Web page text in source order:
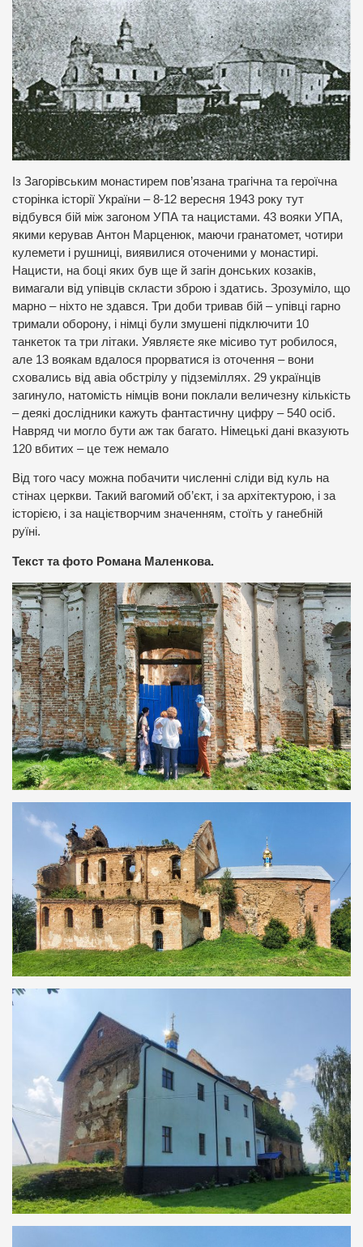
Із Загорівським монастирем пов’язана трагічна та героїчна
сторінка історії України – 8-12 вересня 1943 року тут
відбувся бій між загоном УПА та нацистами. 43 вояки УПА,
якими керував Антон Марценюк, маючи гранатомет, чотири
кулемети і рушниці, виявилися оточеними у монастирі.
Нацисти, на боці яких був ще й загін донських козаків,
вимагали від упівців скласти зброю і здатись. Зрозуміло, що
марно – ніхто не здався. Три доби тривав бій – упівці гарно
тримали оборону, і німці були змушені підключити 10
танкеток та три літаки. Уявляєте яке місиво тут робилося,
але 13 воякам вдалося прорватися із оточення – вони
сховались від авіа обстрілу у підземіллях. 29 українців
загинуло, натомість німців вони поклали величезну кількість
– деякі дослідники кажуть фантастичну цифру – 540 осіб.
Навряд чи могло бути аж так багато. Німецькі дані вказують
120 вбитих – це теж немало
Від того часу можна побачити численні сліди від куль на
стінах церкви. Такий вагомий об’єкт, і за архітектурою, і за
історією, і за націєтворчим значенням, стоїть у ганебній
руїні.
Текст та фото Романа Маленкова.